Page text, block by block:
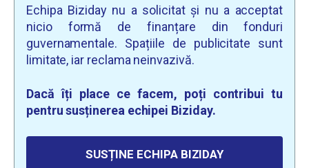
Echipa Biziday nu a solicitat și nu a acceptat
nicio formă de finanțare din fonduri
guvernamentale. Spațiile de publicitate sunt
limitate, iar reclama neinvazivă.
Dacă îți place ce facem, poți contribui tu
pentru susținerea echipei Biziday.
SUSȚINE ECHIPA BIZIDAY